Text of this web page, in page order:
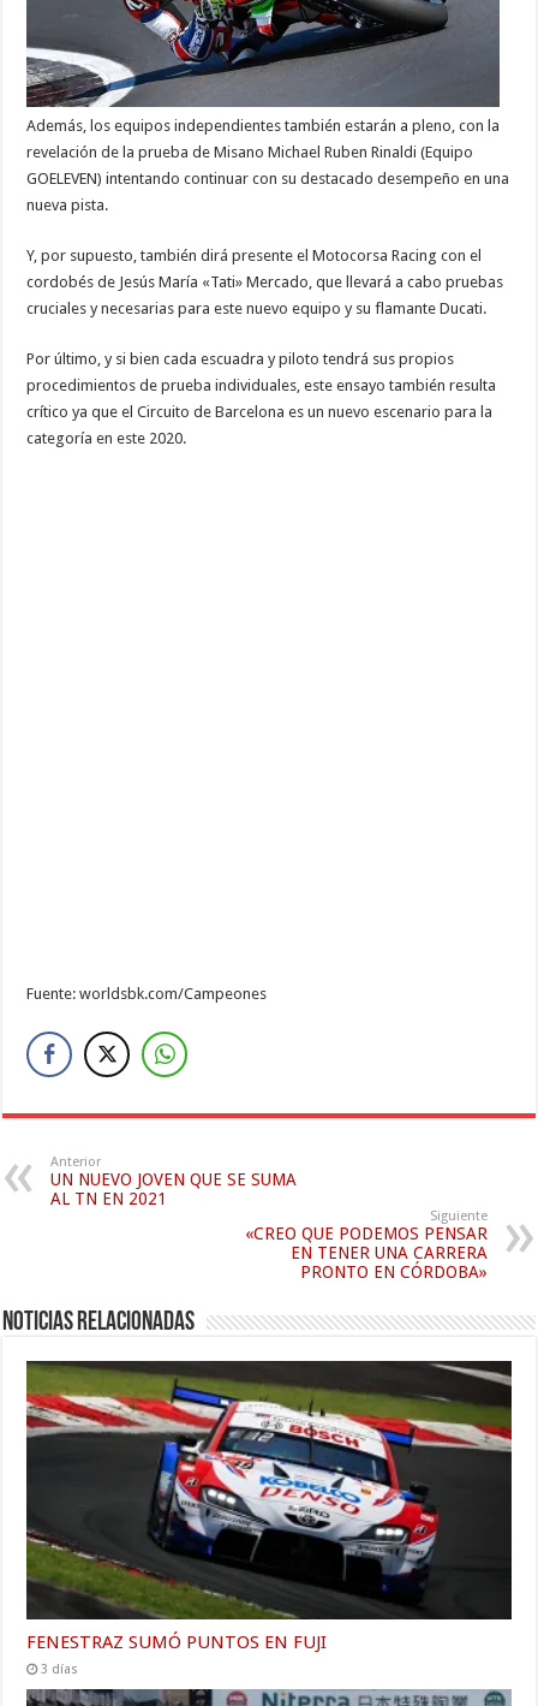
Además, los equipos independientes también estarán a pleno, con la
revelación de la prueba de Misano Michael Ruben Rinaldi (Equipo
GOELEVEN) intentando continuar con su destacado desempeño en una
nueva pista.
Y, por supuesto, también dirá presente el Motocorsa Racing con el
cordobés de Jesús María «Tati» Mercado, que llevará a cabo pruebas
cruciales y necesarias para este nuevo equipo y su flamante Ducati.
Por último, y si bien cada escuadra y piloto tendrá sus propios
procedimientos de prueba individuales, este ensayo también resulta
crítico ya que el Circuito de Barcelona es un nuevo escenario para la
categoría en este 2020.
Fuente: worldsbk.com/Campeones
Anterior
UN NUEVO JOVEN QUE SE SUMA
AL TN EN 2021
Siguiente
«CREO QUE PODEMOS PENSAR
EN TENER UNA CARRERA
PRONTO EN CÓRDOBA»
Noticias relacionadas
FENESTRAZ SUMÓ PUNTOS EN FUJI
3 días